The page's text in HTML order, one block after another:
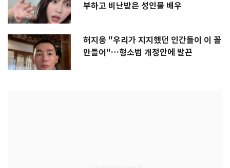
부하고 비난받은 성인물 배우
허지웅 "우리가 지지했던 인간들이 이 꼴
만들어"…형소법 개정안에 발끈